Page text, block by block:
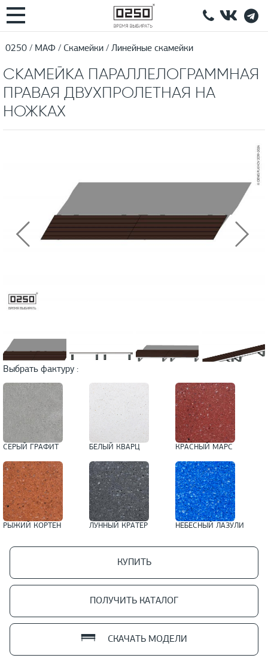
0250 МАФ Скамейки Линейные скамейки
СКАМЕЙКА ПАРАЛЛЕЛОГРАММНАЯ
ПРАВАЯ ДВУХПРОЛЕТНАЯ НА
НОЖКАХ
Выбрать фактуру :
СЕРЫЙ ГРАФИТ БЕЛЫЙ КВАРЦ КРАСНЫЙ МАРС
РЫЖИЙ КОРТЕН ЛУННЫЙ КРАТЕР НЕБЕСНЫЙ ЛАЗУЛИ
КУПИТЬ
ПОЛУЧИТЬ КАТАЛОГ
СКАЧАТЬ МОДЕЛИ